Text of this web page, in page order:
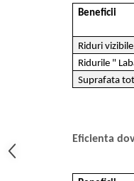
Beneficii
Riduri vizibile
Ridurile "
Suprafata
Eficienta